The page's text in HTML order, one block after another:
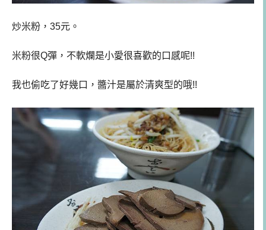
炒米粉，35元。
米粉很Q彈，不軟爛是小愛很喜歡的口感呢!!
我也偷吃了好幾口，醬汁是屬於清爽型的哦!!